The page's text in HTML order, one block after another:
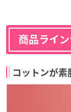
商品ライ
コットンが素